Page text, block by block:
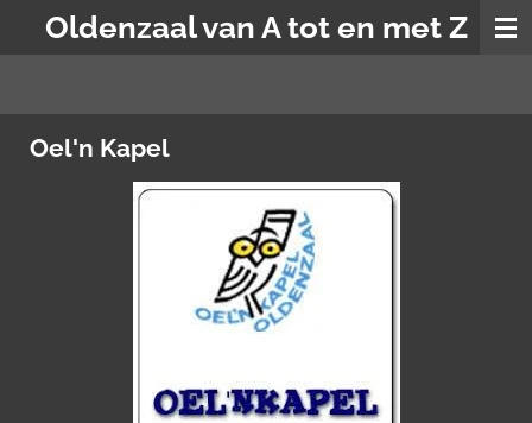
direct
Oldenzaal van A tot en met Z
Oel'n Kapel